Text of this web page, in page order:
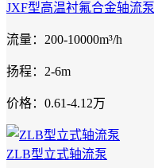
JXF型高温衬氟合金轴流泵
流量：200-10000m³/h
扬程：2-6m
价格：0.61-4.12万
ZLB型立式轴流泵